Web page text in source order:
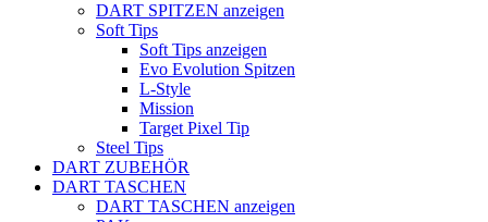
DART SPITZEN anzeigen
Soft Tips
Soft Tips anzeigen
Evo Evolution Spitzen
L-Style
Mission
Target Pixel Tip
Steel Tips
DART ZUBEHÖR
DART TASCHEN
DART TASCHEN anzeigen